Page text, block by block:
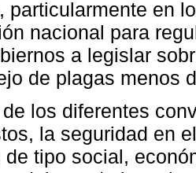
particularmente en
nacional para
a legislar
de plagas menos
los diferentes
la seguridad en
de tipo social,